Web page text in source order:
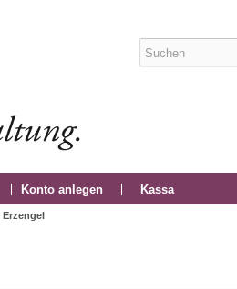
Konto anlegen Kassa
Erzengel